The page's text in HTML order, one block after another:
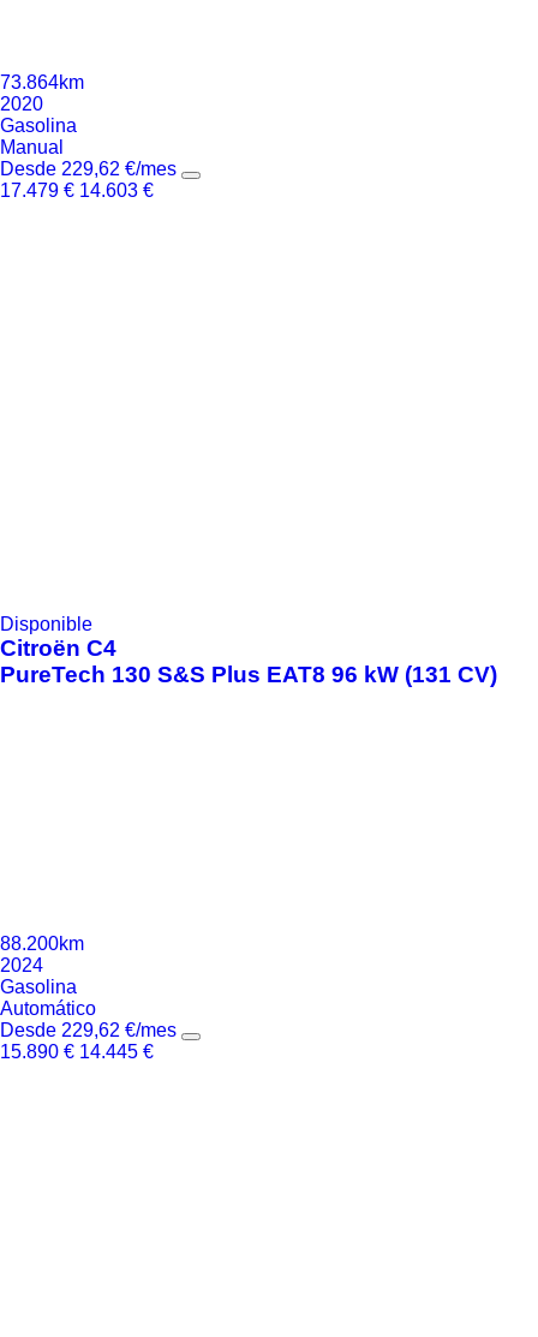
73.864km
2020
Gasolina
Manual
Desde 229,62 €/mes
17.479 € 14.603 €
Disponible
Citroën C4
PureTech 130 S&S Plus EAT8 96 kW (131 CV)
88.200km
2024
Gasolina
Automático
Desde 229,62 €/mes
15.890 € 14.445 €